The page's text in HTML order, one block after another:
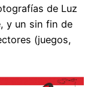
de Luz
y un sin fin de
(juegos,